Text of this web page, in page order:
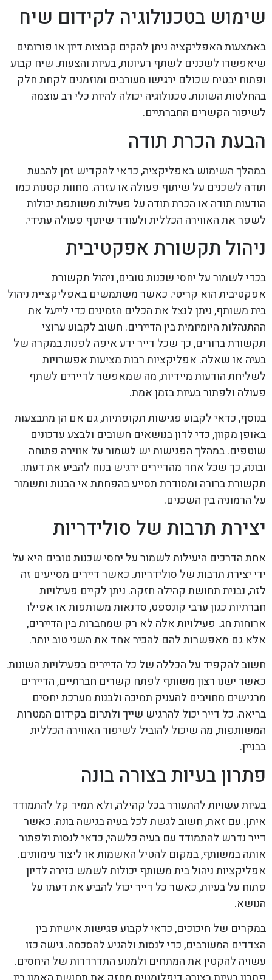
שימוש בטכנולוגיה לקידום שיח
באמצעות האפליקציה ניתן להקים קבוצות דיון או פורומים
שיאפשרו לשכנים לשתף רעיונות, בעיות והצעות. שיח קבוע
ופתוח יבטיח שכולם ירגישו מעורבים ומוזמנים לקחת חלק
בהחלטות השונות. טכנולוגיה יכולה להיות כלי רב עוצמה
לשיפור הקשרים החברתיים.
הבעת הכרת תודה
במהלך השימוש באפליקציה, כדאי להקדיש זמן להבעת
תודה לשכנים על שיתוף פעולה או עזרה. מחוות קטנות כמו
הודעות תודה או הכרת תודה על פעילות משותפת יכולות
לשפר את האווירה הכללית ולעודד שיתוף פעולה עתידי.
ניהול תקשורת אפקטיבית
בכדי לשמור על יחסי שכנות טובים, ניהול תקשורת
אפקטיבית הוא קריטי. כאשר משתמשים באפליקציית ניהול
בית משותף, ניתן לנצל את הכלים הזמינים כדי לייעל את
ההתנהלות היומיומית בין הדיירים. חשוב לקבוע ערוצי
תקשורת ברורים, כך שכל דייר ידע איפה לפנות במקרה של
בעיה או שאלה. אפליקציות רבות מציעות אפשרויות
לשליחת הודעות מיידיות, מה שמאפשר לדיירים לשתף
פעולה ולפתור בעיות בזמן אמת.
בנוסף, כדאי לקבוע פגישות תקופתיות, גם אם הן מתבצעות
באופן מקוון, כדי לדון בנושאים חשובים ולבצע עדכונים
שוטפים. במהלך הפגישות יש לשמור על אווירה פתוחה
ובונה, כך שכל אחד מהדיירים ירגיש בנוח להביע את דעתו.
תקשורת ברורה ומסודרת תסייע בהפחתת אי הבנות ותשמור
על הרמוניה בין השכנים.
יצירת תרבות של סולידריות
אחת הדרכים היעילות לשמור על יחסי שכנות טובים היא על
ידי יצירת תרבות של סולידריות. כאשר דיירים מסייעים זה
לזה, נבנית תחושת קהילה חזקה. ניתן לקיים פעילויות
חברתיות כגון ערבי קונספט, סדנאות משותפות או אפילו
ארוחות חג. פעילויות אלה לא רק שמחברות בין הדיירים,
אלא גם מאפשרות להם להכיר אחד את השני טוב יותר.
חשוב להקפיד על הכללה של כל הדיירים בפעילויות השונות.
כאשר ישנו רצון משותף לפתח קשרים חברתיים, הדיירים
מרגישים מחויבים להעניק תמיכה ולבנות מערכת יחסים
בריאה. כל דייר יכול להרגיש שייך ולתרום בקידום המטרות
המשותפות, מה שיכול להוביל לשיפור האווירה הכללית
בבניין.
פתרון בעיות בצורה בונה
בעיות עשויות להתעורר בכל קהילה, ולא תמיד קל להתמודד
איתן. עם זאת, חשוב לגשת לכל בעיה בגישה בונה. כאשר
דייר נדרש להתמודד עם בעיה כלשהי, כדאי לנסות ולפתור
אותה במשותף, במקום להטיל האשמות או ליצור עימותים.
אפליקציות ניהול בית משותף יכולות לשמש כזירה לדיון
פתוח על בעיות, כאשר כל דייר יכול להביע את דעתו על
הנושא.
במקרים של חיכוכים, כדאי לקבוע פגישות אישיות בין
הצדדים המעורבים, כדי לנסות ולהגיע להסכמה. גישה כזו
עשויה להקטין את המתחים ולמנוע התדרדרות של היחסים.